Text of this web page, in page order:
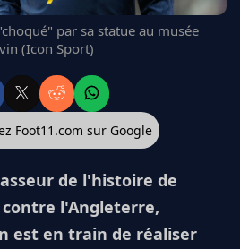
par sa statue au musée
(Icon Sport)
Foot11.com sur Google
de l'histoire de
l'Angleterre,
est en train de réaliser